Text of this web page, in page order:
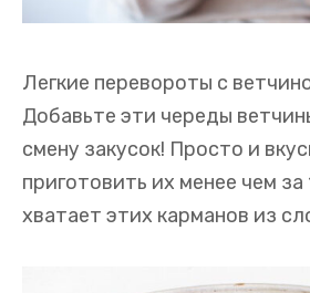
Легкие перевороты с
Добавьте эти череды
смену закусок! Просто и
приготовить их менее чем
хватает этих карманов из